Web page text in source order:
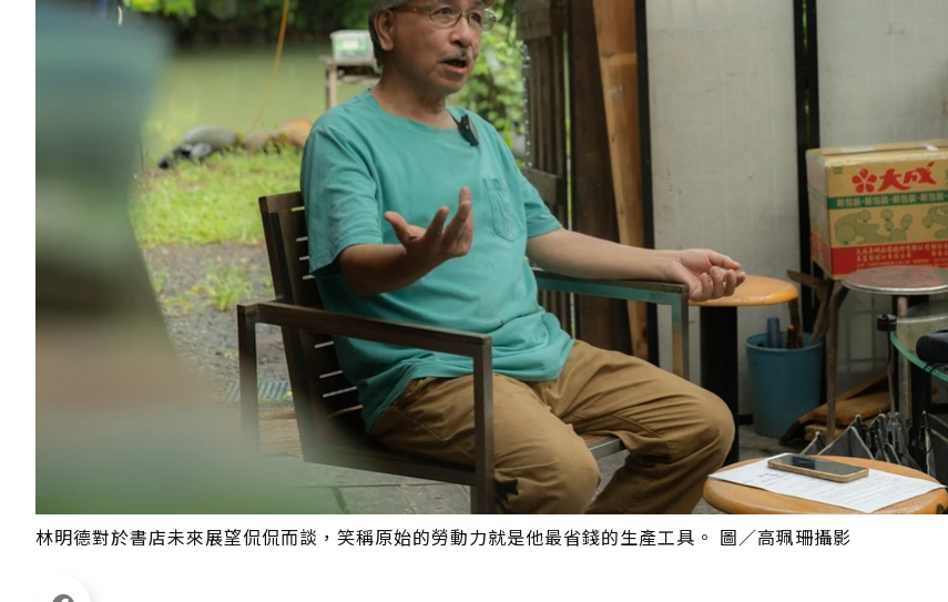
林明德對於書店未來展望侃侃而談，笑稱原始的勞動力就是他最省錢的生產工具。 圖／高珮珊攝影